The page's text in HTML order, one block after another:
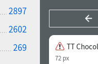
2897
2602
269 TT
72 px